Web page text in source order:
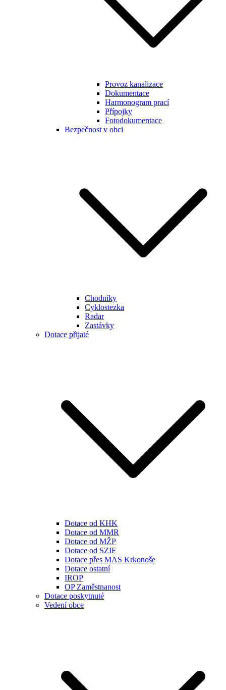
Provoz kanalizace
Dokumentace
Harmonogram prací
Přípojky
Fotodokumentace
Bezpečnost v obci
Chodníky
Cyklostezka
Radar
Zastávky
Dotace přijaté
Dotace od KHK
Dotace od MMR
Dotace od MŽP
Dotace od SZIF
Dotace přes MAS Krkonoše
Dotace ostatní
IROP
OP Zaměstnanost
Dotace poskytnuté
Vedení obce